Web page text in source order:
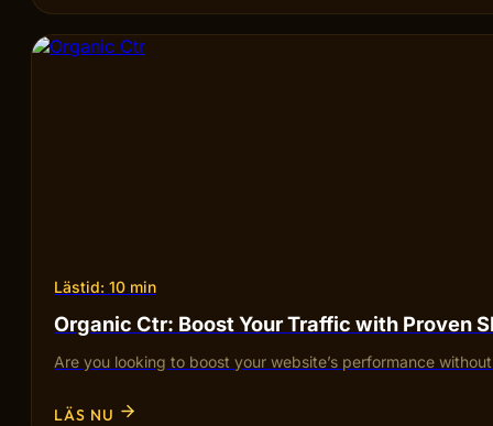
Lästid: 10 min
Organic Ctr: Boost Your Traffic with Proven
Are you looking to boost your website’s performance
LÄS NU